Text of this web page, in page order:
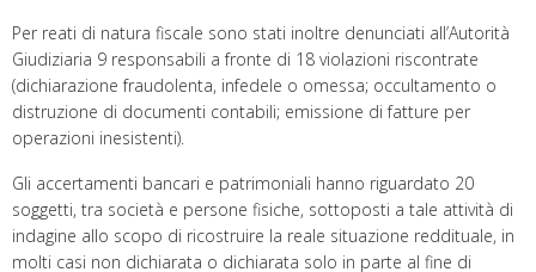
Per reati di natura fiscale sono stati inoltre denunciati all’Autorità
Giudiziaria 9 responsabili a fronte di 18 violazioni riscontrate
(dichiarazione fraudolenta, infedele o omessa; occultamento o
distruzione di documenti contabili; emissione di fatture per
operazioni inesistenti).
Gli accertamenti bancari e patrimoniali hanno riguardato 20
soggetti, tra società e persone fisiche, sottoposti a tale attività di
indagine allo scopo di ricostruire la reale situazione reddituale, in
molti casi non dichiarata o dichiarata solo in parte al fine di